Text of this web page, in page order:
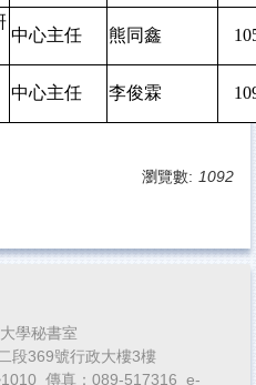
中心主任 熊同鑫
中心主任 李俊霖
瀏覽數: 1092
學秘書室
段369號行政大樓3樓
傳真：089-517316 e-